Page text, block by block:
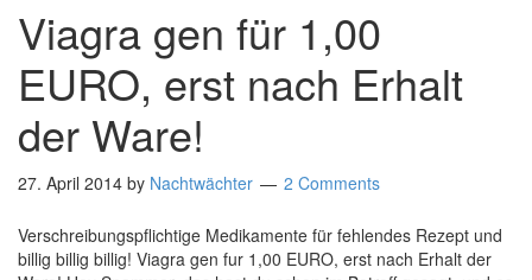
Viagra gen für 1,00
EURO, erst nach Erhalt
der Ware!
27. April 2014 by Nachtwächter 2 Comments
Verschreibungspflichtige Medikamente für fehlendes Rezept und
billig billig billig! Viagra gen fur 1,00 EURO, erst nach Erhalt der